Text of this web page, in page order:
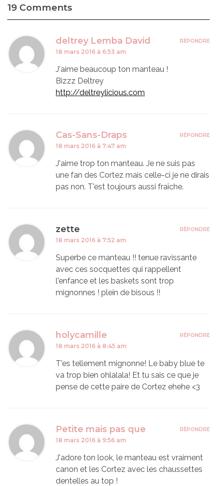
19 Comments
deltrey Lemba David
18 mars 2016 à 6:53 am
J'aime beaucoup ton manteau !
Bizzz Deltrey
http://deltreylicious.com
RÉPONDRE
Cas-Sans-Draps
18 mars 2016 à 7:47 am
J'aime trop ton manteau. Je ne suis pas
une fan des Cortez mais celle-ci je ne dirais
pas non. T'est toujours aussi fraîche.
RÉPONDRE
zette
18 mars 2016 à 7:52 am
Superbe ce manteau !! tenue ravissante
avec ces socquettes qui rappellent
l'enfance et les baskets sont trop
mignonnes ! plein de bisous !!
RÉPONDRE
holycamille
18 mars 2016 à 8:45 am
T'es tellement mignonne! Le baby blue te
va trop bien ohlalala! Et tu sais ce que je
pense de cette paire de Cortez ehehe <3
RÉPONDRE
Petite mais pas que
18 mars 2016 à 9:56 am
J'adore ton look, le manteau est vraiment
canon et les Cortez avec les chaussettes
dentelles au top !
RÉPONDRE